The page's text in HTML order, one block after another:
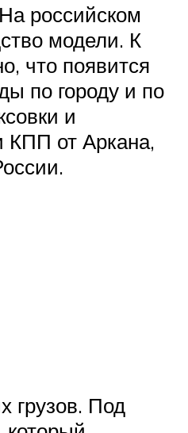
российском
модели. К
что появится
по городу и по
и
КПП от Аркана,
грузов. Под